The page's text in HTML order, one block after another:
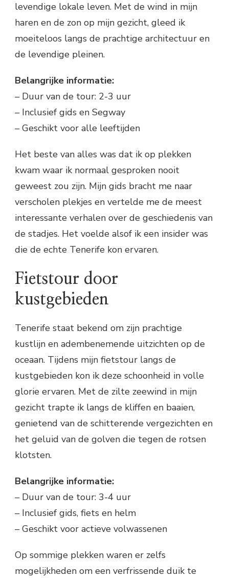
levendige lokale leven. Met de wind in mijn
haren en de zon op mijn gezicht, gleed ik
moeiteloos langs de prachtige architectuur en
de levendige pleinen.
Belangrijke informatie:
– Duur van de tour: 2-3 uur
– Inclusief gids en Segway
– Geschikt voor alle leeftijden
Het beste van alles was dat ik op plekken
kwam waar ik normaal gesproken nooit
geweest zou zijn. Mijn gids bracht me naar
verscholen plekjes en vertelde me de meest
interessante verhalen over de geschiedenis van
de stadjes. Het voelde alsof ik een insider was
die de echte Tenerife kon ervaren.
Fietstour door
kustgebieden
Tenerife staat bekend om zijn prachtige
kustlijn en adembenemende uitzichten op de
oceaan. Tijdens mijn fietstour langs de
kustgebieden kon ik deze schoonheid in volle
glorie ervaren. Met de zilte zeewind in mijn
gezicht trapte ik langs de kliffen en baaien,
genietend van de schitterende vergezichten en
het geluid van de golven die tegen de rotsen
klotsten.
Belangrijke informatie:
– Duur van de tour: 3-4 uur
– Inclusief gids, fiets en helm
– Geschikt voor actieve volwassenen
Op sommige plekken waren er zelfs
mogelijkheden om een verfrissende duik te